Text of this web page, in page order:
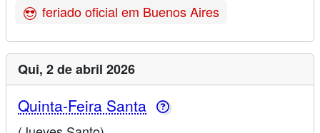
feriado oficial em Buenos Aires
Qui, 2 de abril 2026
Quinta-Feira Santa